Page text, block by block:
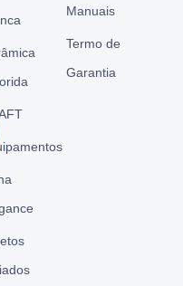
Manuais
Termo de
Garantia